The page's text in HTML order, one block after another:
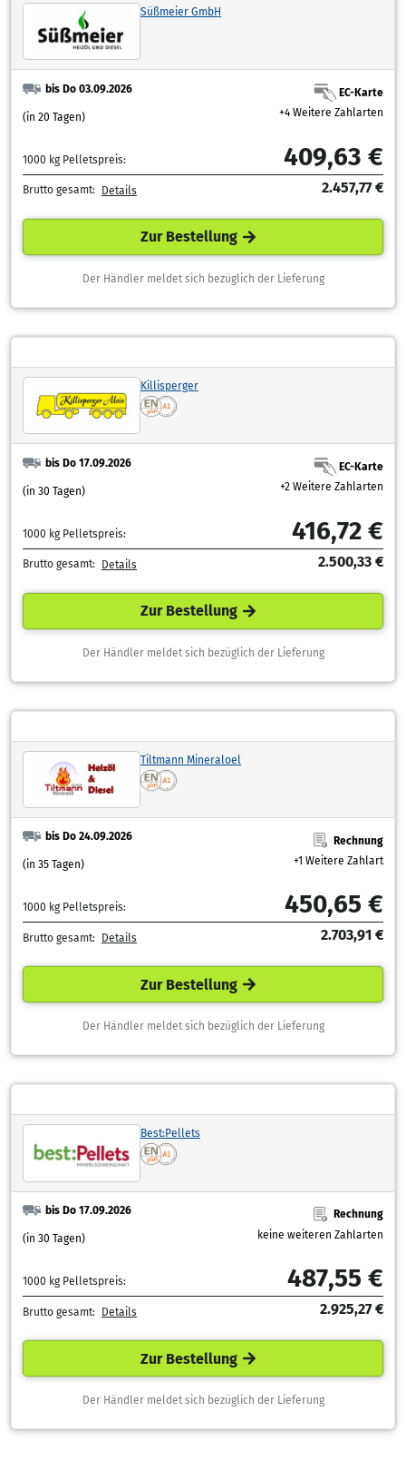
Süßmeier GmbH
bis Do 03.09.2026
(in 20 Tagen)
EC-Karte
+4 Weitere Zahlarten
1000 kg Pelletspreis: 409,63 €
Brutto gesamt: Details 2.457,77 €
Zur Bestellung
Der Händler meldet sich bezüglich der Lieferung
Killisperger
bis Do 17.09.2026
(in 30 Tagen)
EC-Karte
+2 Weitere Zahlarten
1000 kg Pelletspreis: 416,72 €
Brutto gesamt: Details 2.500,33 €
Zur Bestellung
Der Händler meldet sich bezüglich der Lieferung
Tiltmann Mineraloel
bis Do 24.09.2026
(in 35 Tagen)
Rechnung
+1 Weitere Zahlart
1000 kg Pelletspreis: 450,65 €
Brutto gesamt: Details 2.703,91 €
Zur Bestellung
Der Händler meldet sich bezüglich der Lieferung
Best:Pellets
bis Do 17.09.2026
(in 30 Tagen)
Rechnung
keine weiteren Zahlarten
1000 kg Pelletspreis: 487,55 €
Brutto gesamt: Details 2.925,27 €
Zur Bestellung
Der Händler meldet sich bezüglich der Lieferung